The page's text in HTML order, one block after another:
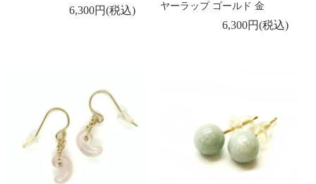
6,300円(税込)
ヤーラップ ゴールド 金
6,300円(税込)